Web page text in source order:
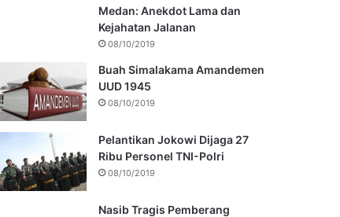
Medan: Anekdot Lama dan
Kejahatan Jalanan
08/10/2019
Buah Simalakama Amandemen
UUD 1945
08/10/2019
Pelantikan Jokowi Dijaga 27
Ribu Personel TNI-Polri
08/10/2019
Nasib Tragis Pemberang